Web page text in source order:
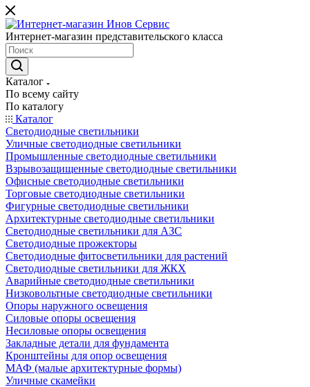
Интернет-магазин представительского класса
Каталог
По всему сайту
По каталогу
Каталог
Светодиодные светильники
Уличные светодиодные светильники
Промышленные светодиодные светильники
Взрывозащищенные светодиодные светильники
Офисные светодиодные светильники
Торговые светодиодные светильники
Фигурные светодиодные светильники
Архитектурные светодиодные светильники
Светодиодные светильники для АЗС
Светодиодные прожекторы
Светодиодные фитосветильники для растений
Светодиодные светильники для ЖКХ
Аварийные светодиодные светильники
Низковольтные светодиодные светильники
Опоры наружного освещения
Силовые опоры освещения
Несиловые опоры освещения
Закладные детали для фундамента
Кронштейны для опор освещения
МАФ (малые архитектурные формы)
Уличные скамейки